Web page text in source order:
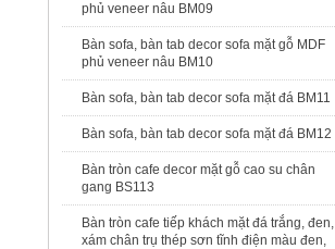
phủ veneer nâu BM09
Bàn sofa, bàn tab decor sofa mặt gỗ MDF
phủ veneer nâu BM10
Bàn sofa, bàn tab decor sofa mặt đá BM11
Bàn sofa, bàn tab decor sofa mặt đá BM12
Bàn tròn cafe decor mặt gỗ cao su chân
gang BS113
Bàn tròn cafe tiếp khách mặt đá trắng, đen,
xám chân trụ thép sơn tĩnh điện màu đen,